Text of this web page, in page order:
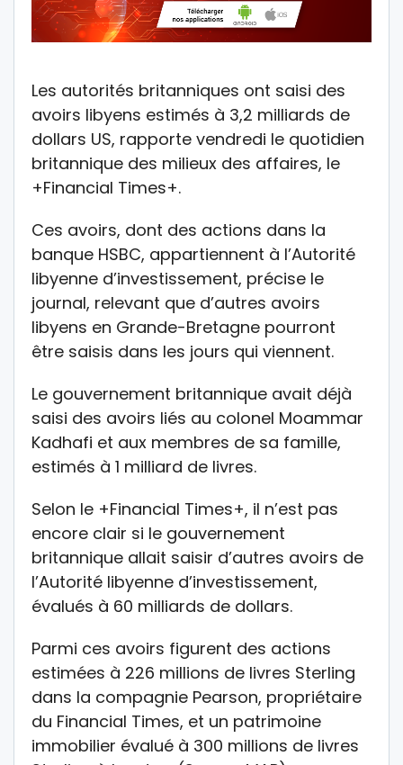
Les autorités britanniques ont saisi des
avoirs libyens estimés à 3,2 milliards de
dollars US, rapporte vendredi le quotidien
britannique des milieux des affaires, le
+Financial Times+.
Ces avoirs, dont des actions dans la
banque HSBC, appartiennent à l’Autorité
libyenne d’investissement, précise le
journal, relevant que d’autres avoirs
libyens en Grande-Bretagne pourront
être saisis dans les jours qui viennent.
Le gouvernement britannique avait déjà
saisi des avoirs liés au colonel Moammar
Kadhafi et aux membres de sa famille,
estimés à 1 milliard de livres.
Selon le +Financial Times+, il n’est pas
encore clair si le gouvernement
britannique allait saisir d’autres avoirs de
l’Autorité libyenne d’investissement,
évalués à 60 milliards de dollars.
Parmi ces avoirs figurent des actions
estimées à 226 millions de livres Sterling
dans la compagnie Pearson, propriétaire
du Financial Times, et un patrimoine
immobilier évalué à 300 millions de livres